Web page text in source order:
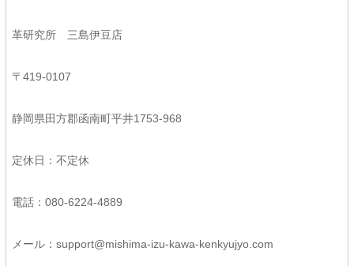
革研究所 三島伊豆店
〒419-0107
静岡県田方郡函南町平井1753-968
定休日：不定休
電話：080-6224-4889
メール：support@mishima-izu-kawa-kenkyujyo.com